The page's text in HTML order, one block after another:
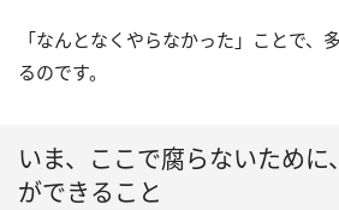
「なんとなくやらなかった」ことで、
るのです。
いま、ここで腐らないために
ができること